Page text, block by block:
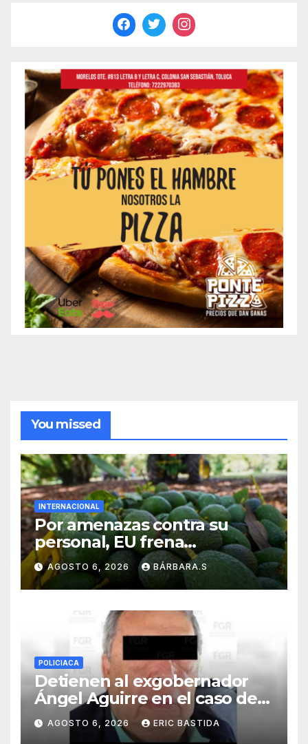
You missed
INTERNACIONAL
Por amenazas contra su
personal, EU frena
exportación de aguacate
AGOSTO 6, 2026 BÁRBARA.S
POLICIACA
Detienen al exgobernador
Ángel Aguirre en el caso de
la desaparición de los 43
estudiantes de Ayotzinapa
AGOSTO 6, 2026 ERIC BASTIDA